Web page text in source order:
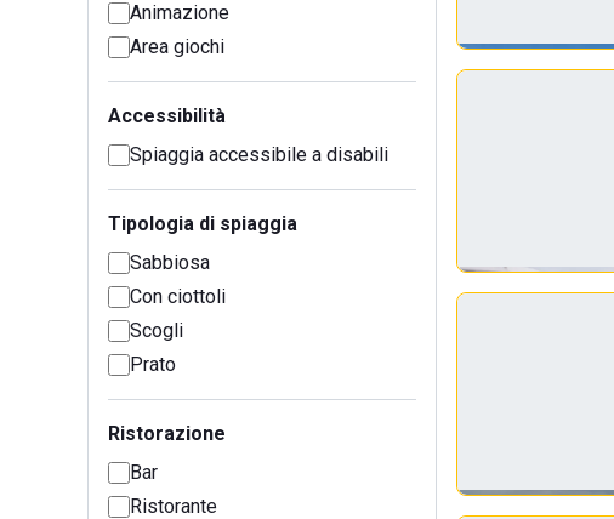
Animazione
Area giochi
Accessibilità
Spiaggia accessibile a disabili
Tipologia di spiaggia
Sabbiosa
Con ciottoli
Scogli
Prato
Ristorazione
Bar
Ristorante